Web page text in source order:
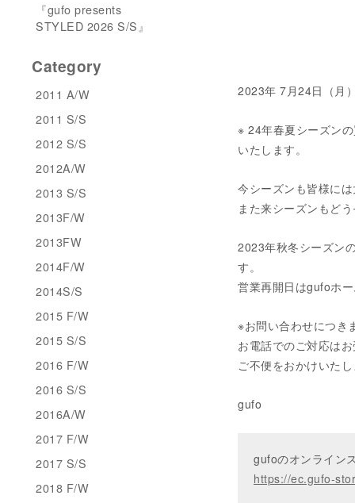
2023年 7月24日（月
※ 24年春夏シーズン
いたします。
今シーズンも皆様に
また来シーズンもど
2023年秋冬シーズン
す。
営業再開日はgufoホ
※お問い合わせにつ
お電話でのご対応は
ご不便をおかけいた
gufo
gufoのオンライン
https://ec.gufo-
『gufo presents
STYLED 2026 S/S』
Category
2011 A/W
2011 S/S
2012 S/S
2012A/W
2013 S/S
2013F/W
2013FW
2014F/W
2014S/S
2015 F/W
2015 S/S
2016 F/W
2016 S/S
2016A/W
2017 F/W
2017 S/S
2018 F/W